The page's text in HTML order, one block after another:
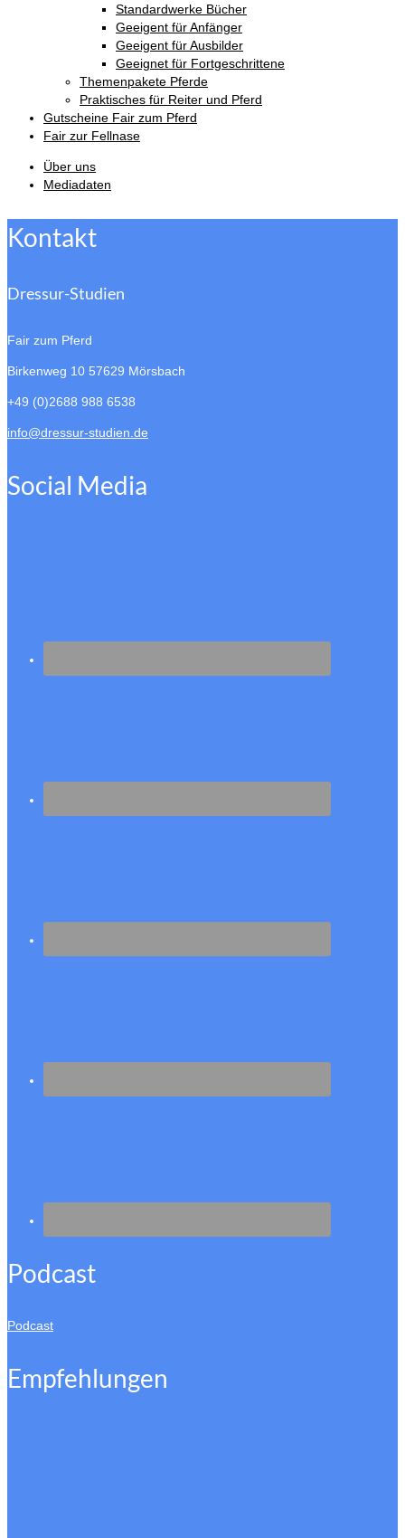
Standardwerke Bücher
Geeigent für Anfänger
Geeigent für Ausbilder
Geeignet für Fortgeschrittene
Themenpakete Pferde
Praktisches für Reiter und Pferd
Gutscheine Fair zum Pferd
Fair zur Fellnase
Über uns
Mediadaten
Kontakt
Dressur-Studien
Fair zum Pferd
Birkenweg 10 57629 Mörsbach
+49 (0)2688 988 6538
info@dressur-studien.de
Social Media
Podcast
Podcast
Empfehlungen